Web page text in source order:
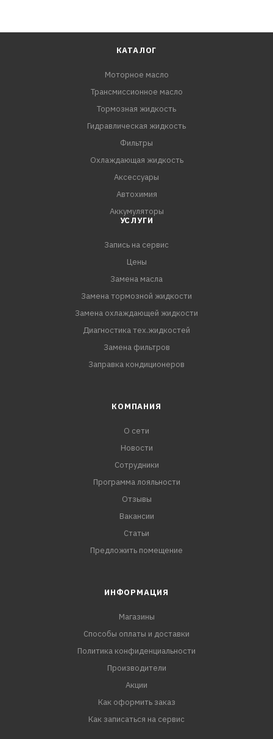
КАТАЛОГ
Моторное масло
Трансмиссионное масло
Тормозная жидкость
Гидравлическая жидкость
Фильтры
Охлаждающая жидкость
Аксессуары
Автохимия
Аккумуляторы
УСЛУГИ
Запись на сервис
Цены
Замена масла
Замена тормозной жидкости
Замена охлаждающей жидкости
Диагностика тех.жидкостей
Замена фильтров
Заправка кондиционеров
КОМПАНИЯ
О сети
Новости
Сотрудники
Программа лояльности
Отзывы
Вакансии
Статьи
Предложить помещение
ИНФОРМАЦИЯ
Магазины
Способы оплаты и доставки
Политика конфиденциальности
Производители
Акции
Как оформить заказ
Как записаться на сервис